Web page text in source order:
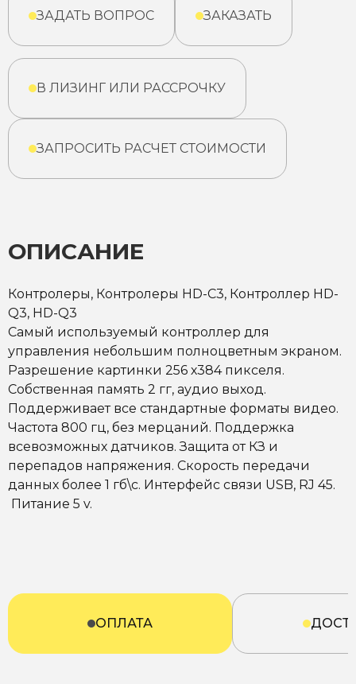
ЗАДАТЬ ВОПРОС ЗАКАЗАТЬ
В ЛИЗИНГ ИЛИ РАССРОЧКУ
ЗАПРОСИТЬ РАСЧЕТ СТОИМОСТИ
ОПИСАНИЕ
Контролеры, Контролеры HD-C3, Контроллер HD-
Q3, HD-Q3
Самый используемый контроллер для
управления небольшим полноцветным экраном.
Разрешение картинки 256 х384 пикселя.
Собственная память 2 гг, аудио выход.
Поддерживает все стандартные форматы видео.
Частота 800 гц, без мерцаний. Поддержка
всевозможных датчиков. Защита от КЗ и
перепадов напряжения. Скорость передачи
данных более 1 гб\с. Интерфейс связи USB, RJ 45.
Питание 5 v.
ОПЛАТА